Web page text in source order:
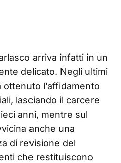
arriva infatti in un
delicato. Negli ultimi
l’affidamento
lasciando il carcere
anni, mentre sul
anche una
di revisione del
che restituiscono